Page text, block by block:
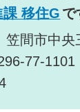
移住G で
間市中央
77-